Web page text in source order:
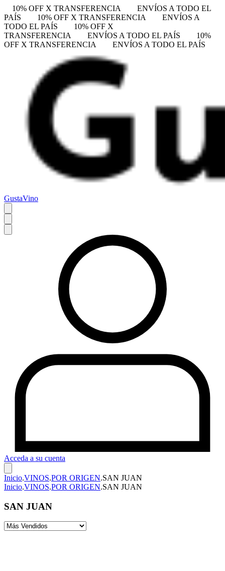
10% OFF X TRANSFERENCIA
ENVÍOS A TODO EL
PAÍS
10% OFF X TRANSFERENCIA
ENVÍOS A
TODO EL PAÍS
10% OFF X
TRANSFERENCIA
ENVÍOS A TODO EL PAÍS
10%
OFF X TRANSFERENCIA
ENVÍOS A TODO EL PAÍS
GustaVino
Acceda a su cuenta
Inicio.VINOS.POR ORIGEN.SAN JUAN
Inicio.VINOS.POR ORIGEN.SAN JUAN
SAN JUAN